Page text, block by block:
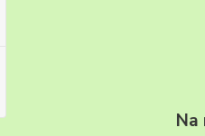
Na